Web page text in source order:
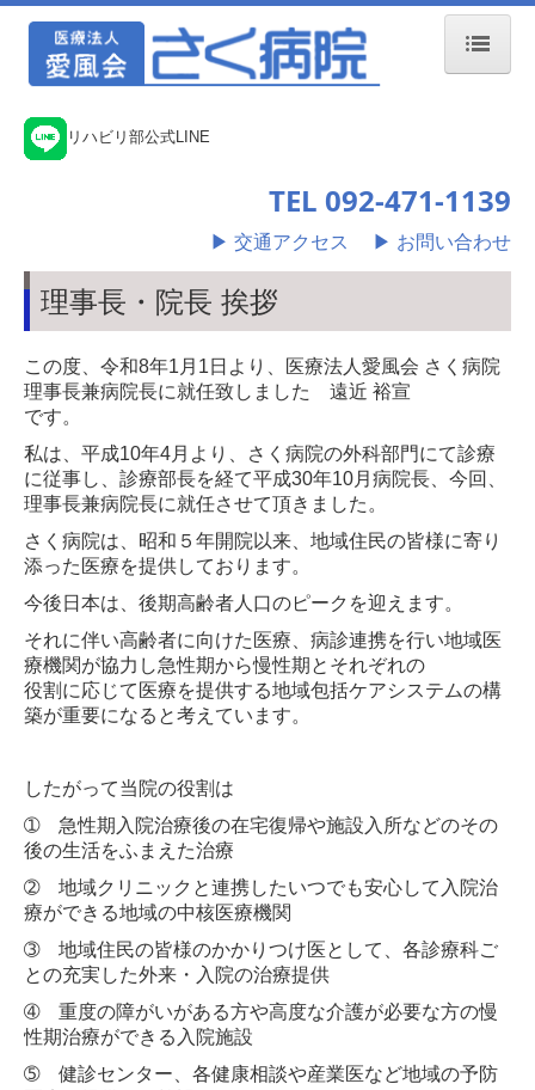
来院の方へ
外来担当医表
診療科目のご案内
各専門外来のご案内
糖尿病教育入院
さく病院について
病院概要
病棟・検査機器のご案内
個人情報保護
病院からのお願い
厚生労働大臣が定める掲示事項
部門紹介
看護部
検査部
リハビリ部公式LINE
TEL 092-471-1139
▶ 交通アクセス ▶ お問い合わせ
理事長・院長 挨拶
この度、令和8年1月1日より、医療法人愛風会 さく病院
理事長兼病院長に就任致しました 遠近 裕宣
です。
私は、平成10年4月より、さく病院の外科部門にて診療
に従事し、診療部長を経て平成30年10月病院長、今回、
理事長兼病院長に就任させて頂きました。
さく病院は、昭和５年開院以来、地域住民の皆様に寄り
添った医療を提供しております。
今後日本は、後期高齢者人口のピークを迎えます。
それに伴い高齢者に向けた医療、病診連携を行い地域医
療機関が協力し急性期から慢性期とそれぞれの
役割に応じて医療を提供する地域包括ケアシステムの構
築が重要になると考えています。
したがって当院の役割は
➀ 急性期入院治療後の在宅復帰や施設入所などのその
後の生活をふまえた治療
➁ 地域クリニックと連携したいつでも安心して入院治
療ができる地域の中核医療機関
➂ 地域住民の皆様のかかりつけ医として、各診療科ご
との充実した外来・入院の治療提供
➃ 重度の障がいがある方や高度な介護が必要な方の慢
性期治療ができる入院施設
➄ 健診センター、各健康相談や産業医など地域の予防